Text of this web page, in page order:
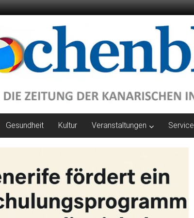
Gesundheit Kultur Veranstaltungen Service